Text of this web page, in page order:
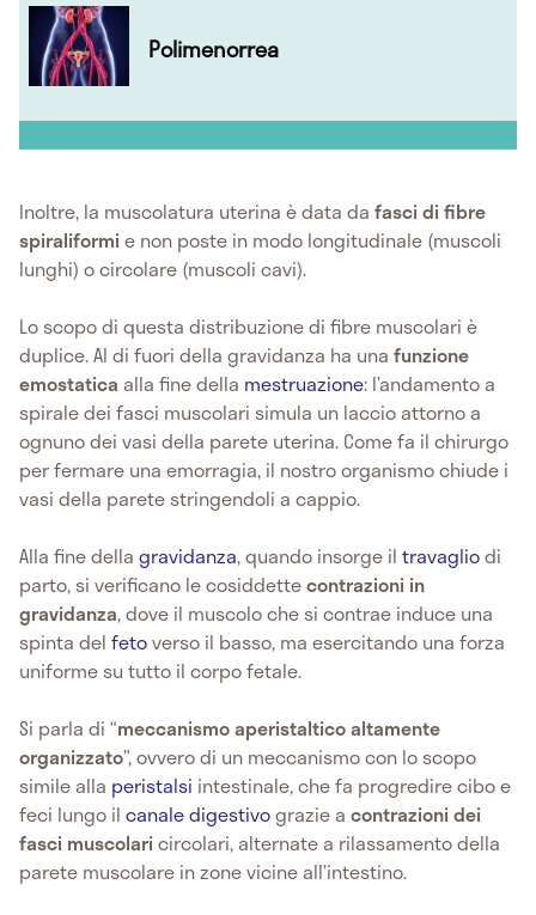
Polimenorrea
Inoltre, la muscolatura uterina è data da fasci di fibre
spiraliformie non poste in modo longitudinale (muscoli
lunghi) o circolare (muscoli cavi).
Lo scopo di questa distribuzione di fibre muscolari è
duplice. Al di fuori della gravidanza ha una funzione
emostatica alla fine della mestruazione: l’andamento a
spirale dei fasci muscolari simula un laccio attorno a
ognuno dei vasi della parete uterina. Come fa il chirurgo
per fermare una emorragia, il nostro organismo chiude i
vasi della parete stringendoli a cappio.
Alla fine della gravidanza, quando insorge il travagliodi
parto, si verificano le cosiddettecontrazioni in
gravidanza, dove il muscolo che si contrae induce una
spinta del fetoverso il basso, ma esercitando una forza
uniforme su tutto il corpo fetale.
Si parla di “meccanismo aperistaltico altamente
organizzato”, ovvero di un meccanismo con lo scopo
simile alla peristalsi intestinale, che fa progredire cibo e
feci lungo il canale digestivograzie a contrazioni dei
fasci muscolaricircolari, alternate a rilassamento della
parete muscolare in zone vicine all’intestino.